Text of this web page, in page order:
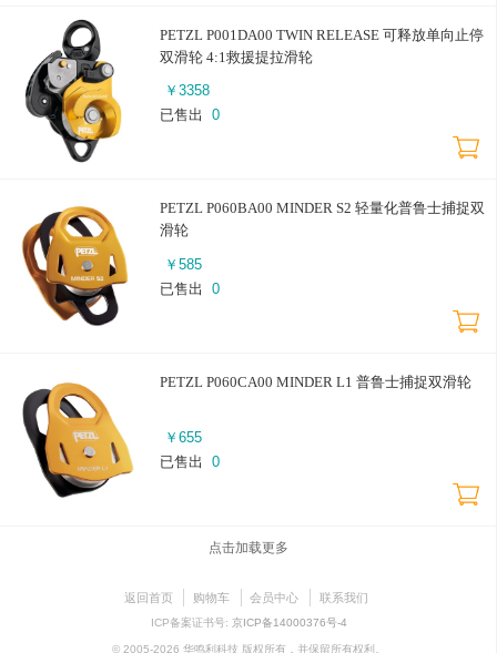
PETZL P001DA00 TWIN RELEASE 可释放单向止停
双滑轮 4:1救援提拉滑轮
￥ 3358
已售出
0
PETZL P060BA00 MINDER S2 轻量化普鲁士捕捉双
滑轮
￥ 585
已售出
0
PETZL P060CA00 MINDER L1 普鲁士捕捉双滑轮
￥ 655
已售出
0
点击加载更多
返回首页 购物车 会员中心 联系我们
ICP备案证书号: 京ICP备14000376号-4
© 2005-2026 华鸣利科技 版权所有，并保留所有权利。